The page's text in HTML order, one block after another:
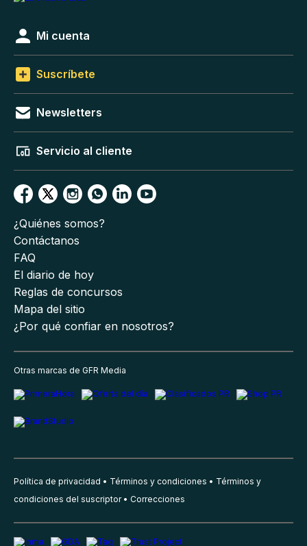
Mi cuenta
Suscríbete
Newsletters
Servicio al cliente
¿Quiénes somos?
Contáctanos
FAQ
El diario de hoy
Reglas de concursos
Mapa del sitio
¿Por qué confiar en nosotros?
Otras marcas de GFR Media
Política de privacidad Términos y condiciones
Términos y
condiciones del suscriptor
Correcciones